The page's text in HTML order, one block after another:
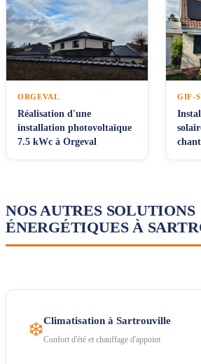
ORGEVAL
Réalisation d'une
installation photovoltaïque
7.5 kWc à Orgeval
GIF-
NOS AUTRES SOLUTIONS
ÉNERGÉTIQUES À
❄️Climatisation à Sartrouville
Confort d'été et chauffage d'appoint